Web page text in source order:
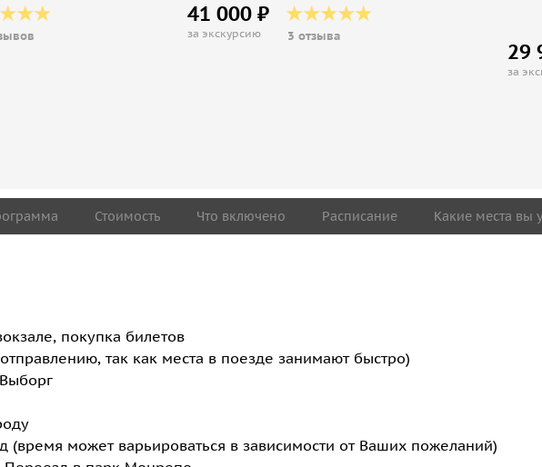
41 000 ₽
за экскурсию 3 отзыва
29
за
Стоимость Что включено Расписание Какие места вы
покупка билетов
так как места в поезде занимают быстро)
может варьироваться в зависимости от Ваших пожеланий)